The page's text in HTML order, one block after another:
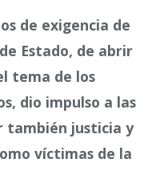
de exigencia de
Estado, de abrir
tema de los
dio impulso a las
también justicia y
víctimas de la